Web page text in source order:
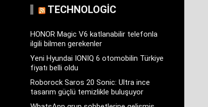
TECHNOLOGIC
HONOR Magic V6 katlanabilir telefonla
ilgili bilmen gerekenler
Yeni Hyundai IONIQ 6 otomobilin Türkiye
fiyatı belli oldu
Roborock Saros 20 Sonic: Ultra ince
tasarım güçlü temizlikle buluşuyor